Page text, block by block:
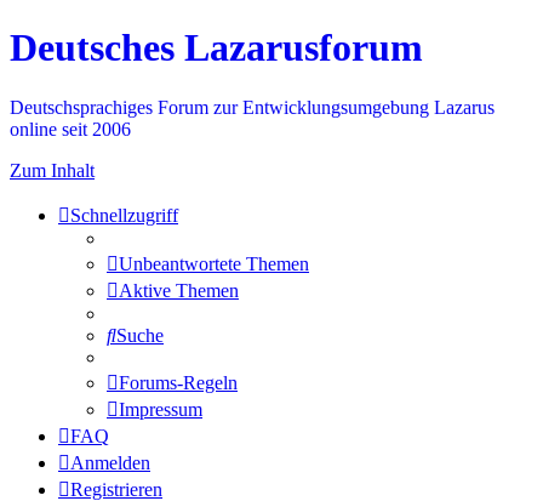
Deutsches Lazarusforum
Deutschsprachiges Forum zur Entwicklungsumgebung Lazarus
online seit 2006
Zum Inhalt
Schnellzugriff
Unbeantwortete Themen
Aktive Themen
Suche
Forums-Regeln
Impressum
FAQ
Anmelden
Registrieren